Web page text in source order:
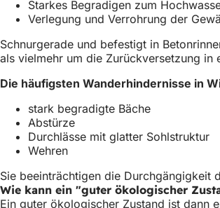
c
h
h
:
Starkes Begradigen zum
Verlegung und Verrohrung der
Schnurgerade und befestigt in
als vielmehr um die Zurückversetzung
Die häufigsten Wanderhindernisse in
stark begradigte Bäche
Abstürze
Durchlässe mit glatter Sohlstruktur
Wehren
Sie beeinträchtigen die Durchgängigkeit
Wie kann ein "guter ökologischer
Ein guter ökologischer Zustand ist dann